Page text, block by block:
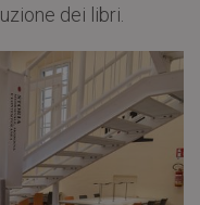
dei libri.